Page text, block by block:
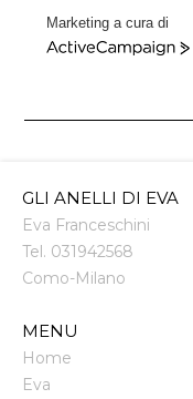
Marketing a cura di
ActiveCampaign
GLI ANELLI DI EVA
Eva Franceschini
Tel. 031942568
Como-Milano
MENU
Home
Eva